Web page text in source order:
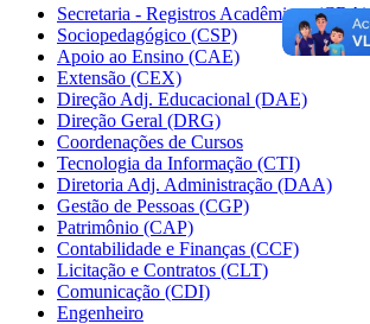
Secretaria - Registros Acadêmicos (CRA)
Sociopedagógico (CSP)
Apoio ao Ensino (CAE)
Extensão (CEX)
Direção Adj. Educacional (DAE)
Direção Geral (DRG)
Coordenações de Cursos
Tecnologia da Informação (CTI)
Diretoria Adj. Administração (DAA)
Gestão de Pessoas (CGP)
Patrimônio (CAP)
Contabilidade e Finanças (CCF)
Licitação e Contratos (CLT)
Comunicação (CDI)
Engenheiro